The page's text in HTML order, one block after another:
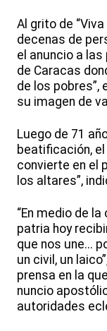
Al grito de
decenas de
el anuncio a
de Caracas
de los pobres”,
su imagen de
Luego de 71
beatificación,
convierte en el
los altares”,
“En medio de
patria hoy
que nos une...
un civil, un
prensa en la
nuncio
autoridades